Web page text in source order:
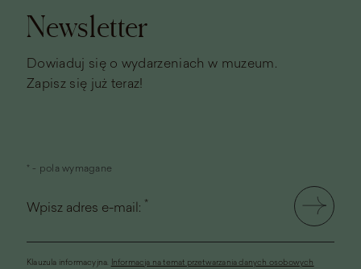
Newsletter
Dowiaduj się o wydarzeniach w muzeum.
Zapisz się już teraz!
* - pola wymagane
Wpisz adres e-mail: *
Klauzula informacyjna. Informacja na temat przetwarzania danych osobowych